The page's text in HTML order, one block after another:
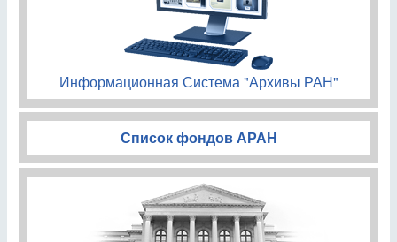
Информационная Система "Архивы РАН"
Список фондов АРАН